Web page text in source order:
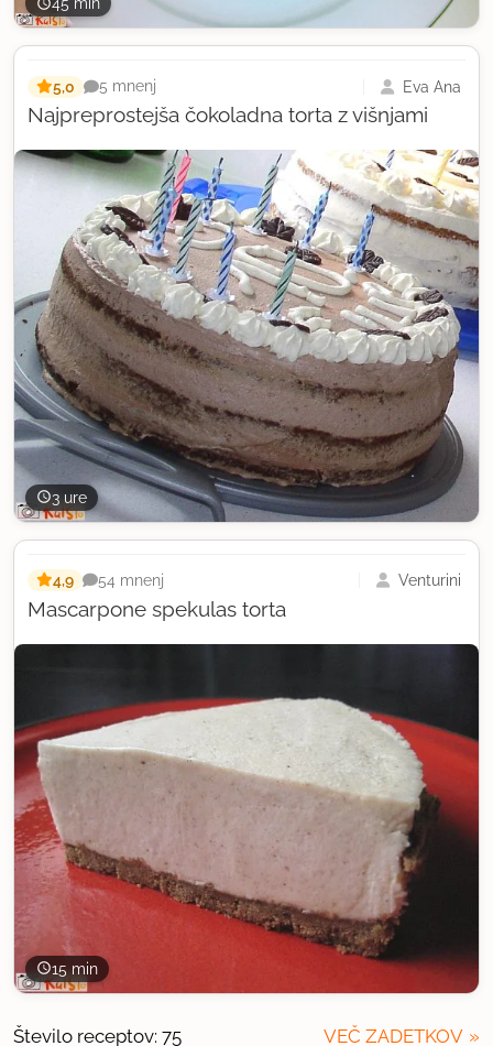
3 ure
Najpreprostejša čokoladna torta z višnjami
5,0 5 mnenj Eva Ana
15 min
Mascarpone spekulas torta
4,9 54 mnenj Venturini
Število receptov: 75 VEČ ZADETKOV